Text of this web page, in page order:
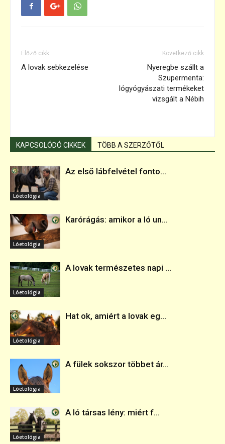
Előző cikk
A lovak sebkezelése
Következő cikk
Nyeregbe szállt a
Szupermenta:
lógyógyászati termékeket
vizsgált a Nébih
KAPCSOLÓDÓ CIKKEK TÖBB A SZERZŐTŐL
Lóetológia
Az első lábfelvétel fonto...
Lóetológia
Karórágás: amikor a ló un...
Lóetológia
A lovak természetes napi ...
Lóetológia
Hat ok, amiért a lovak eg...
Lóetológia
A fülek sokszor többet ár...
Lóetológia
A ló társas lény: miért f...